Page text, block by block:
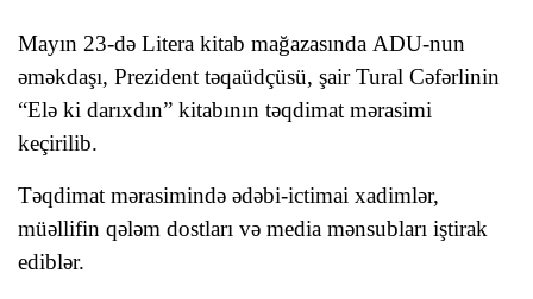
Mayın 23-də Litera kitab mağazasında ADU-nun
əməkdaşı, Prezident təqaüdçüsü, şairTural Cəfərlinin
“Elə ki darıxdın” kitabının təqdimat mərasimi
keçirilib.
Təqdimat mərasimində ədəbi-ictimai xadimlər,
müəllifin qələm dostları və media mənsubları iştirak
ediblər.